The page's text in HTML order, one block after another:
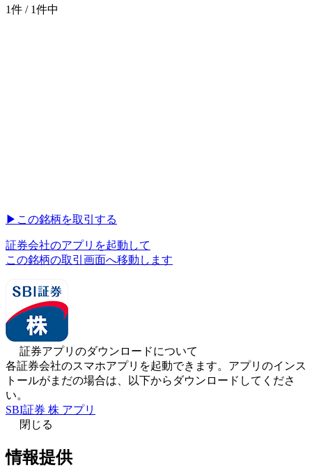
1件 / 1件中
▶︎ この銘柄を取引する
証券会社のアプリを起動して
この銘柄の取引画面へ移動します
証券アプリのダウンロードについて
各証券会社のスマホアプリを起動できます。アプリのインス
トールがまだの場合は、以下からダウンロードしてくださ
い。
SBI証券 株 アプリ
閉じる
情報提供